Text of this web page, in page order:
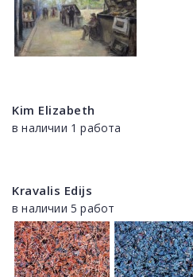
Kim Elizabeth
в наличии 1 работа
Kravalis Edijs
в наличии 5 работ